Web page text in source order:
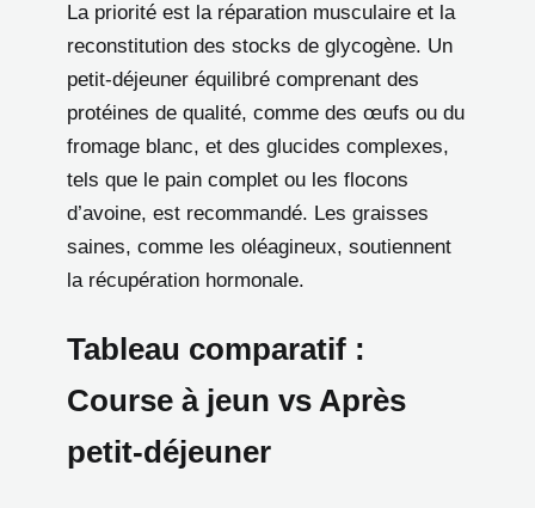
La priorité est la réparation musculaire et la
reconstitution des stocks de glycogène. Un
petit-déjeuner équilibré comprenant des
protéines de qualité, comme des œufs ou du
fromage blanc, et des glucides complexes,
tels que le pain complet ou les flocons
d’avoine, est recommandé. Les graisses
saines, comme les oléagineux, soutiennent
la récupération hormonale.
Tableau comparatif :
Course à jeun vs Après
petit-déjeuner